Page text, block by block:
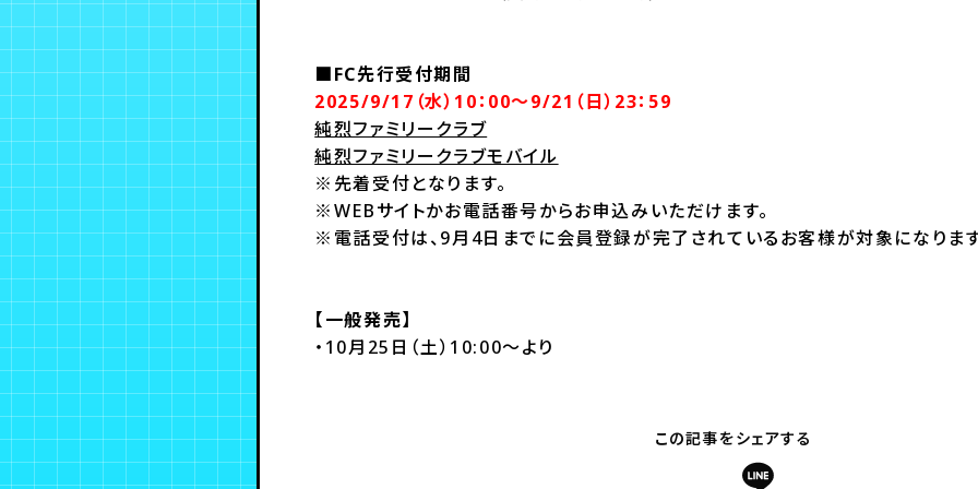
■FC先行受付期間
2025/9/17（水）10：00～9/21（日）23：59
純烈ファミリークラブ
純烈ファミリークラブモバイル
※先着受付となります。
※WEBサイトかお電話番号からお申込みいただけます。
※電話受付は、9月4日までに会員登録が完了されているお客様が対象になります
【一般発売】
・10月25日（土）10:00～より
この記事をシェアする